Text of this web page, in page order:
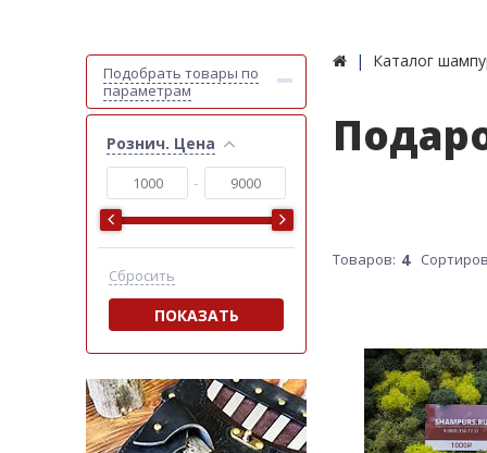
Подобрать товары по
параметрам
Рознич. Цена
Сбросить
ПОКАЗАТЬ
Каталог
Товаров: 4